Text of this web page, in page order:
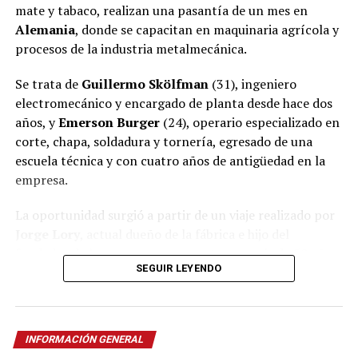
Ver esta publicación en Instagram
mate y tabaco, realizan una pasantía de un mes en
Alemania, donde se capacitan en maquinaria agrícola y
procesos de la industria metalmecánica.
Se trata de Guillermo Skölfman(31), ingeniero
electromecánico y encargado de planta desde hace dos
años, yEmerson Burger(24), operario especializado en
corte, chapa, soldadura y tornería, egresado de una
escuela técnica y con cuatro años de antigüedad en la
empresa.
La oportunidad surgió a partir de un viaje realizado por
fundador de la empresa, que cuenta con más de 50 años
Oberá.
Una oportunidad nacida en la
Agritechnica
SEGUIR LEYENDO
INFORMACIÓN GENERAL